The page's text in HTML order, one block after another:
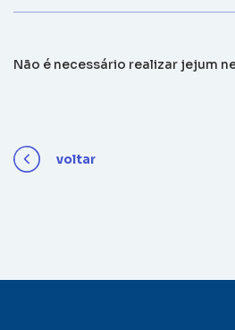
Não é necessário realizar jejum
voltar